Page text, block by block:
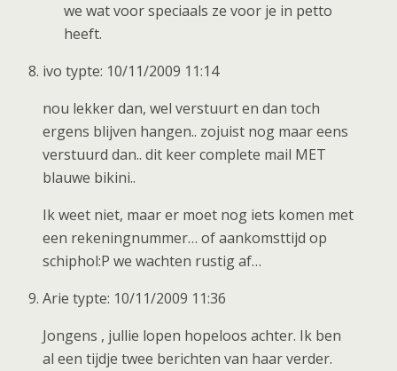
we wat voor speciaals ze voor je in petto
heeft.
ivo typte: 10/11/2009 11:14
nou lekker dan, wel verstuurt en dan toch
ergens blijven hangen.. zojuist nog maar eens
verstuurd dan.. dit keer complete mail MET
blauwe bikini..
Ik weet niet, maar er moet nog iets komen met
een rekeningnummer… of aankomsttijd op
schiphol:P we wachten rustig af…
Arie typte: 10/11/2009 11:36
Jongens , jullie lopen hopeloos achter. Ik ben
al een tijdje twee berichten van haar verder.